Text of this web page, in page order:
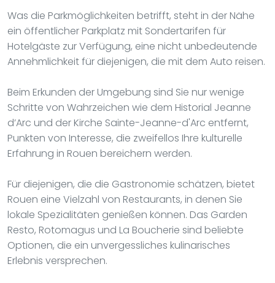
Was die Parkmöglichkeiten betrifft, steht in der Nähe
ein öffentlicher Parkplatz mit Sondertarifen für
Hotelgäste zur Verfügung, eine nicht unbedeutende
Annehmlichkeit für diejenigen, die mit dem Auto reisen.
Beim Erkunden der Umgebung sind Sie nur wenige
Schritte von Wahrzeichen wie dem Historial Jeanne
d’Arc und der Kirche Sainte-Jeanne-d'Arc entfernt,
Punkten von Interesse, die zweifellos Ihre kulturelle
Erfahrung in Rouen bereichern werden.
Für diejenigen, die die Gastronomie schätzen, bietet
Rouen eine Vielzahl von Restaurants, in denen Sie
lokale Spezialitäten genießen können. Das Garden
Resto, Rotomagus und La Boucherie sind beliebte
Optionen, die ein unvergessliches kulinarisches
Erlebnis versprechen.